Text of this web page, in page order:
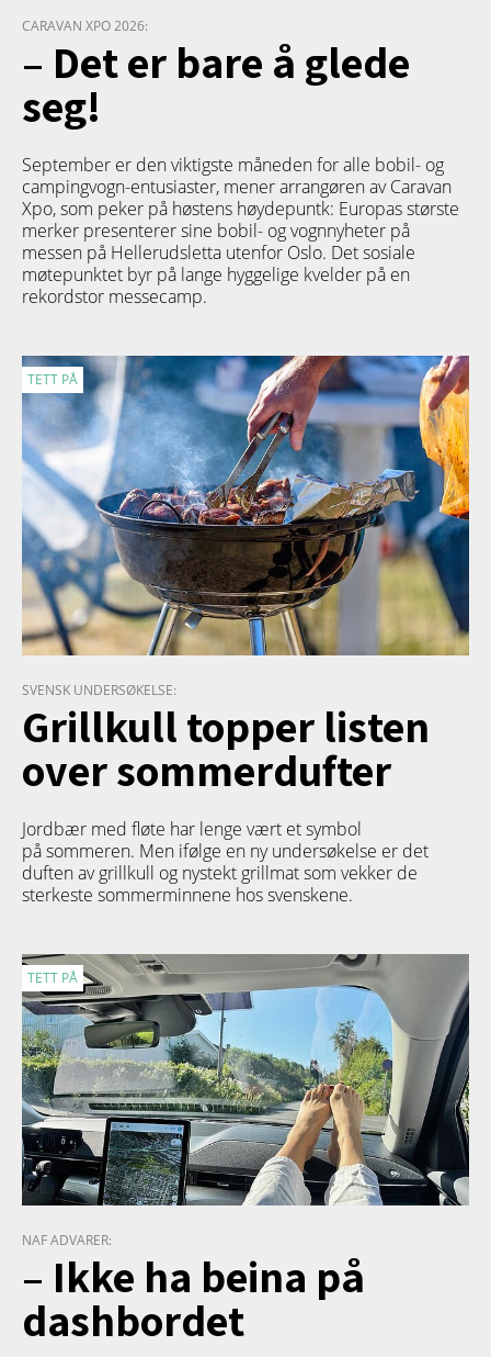
CARAVAN XPO 2026:
– Det er bare å glede
seg!
September er den viktigste måneden for alle bobil- og
campingvogn-entusiaster, mener arrangøren av Caravan
Xpo, som peker på høstens høydepuntk: Europas største
merker presenterer sine bobil- og vognnyheter på
messen på Hellerudsletta utenfor Oslo. Det sosiale
møtepunktet byr på lange hyggelige kvelder på en
rekordstor messecamp.
TETT PÅ
SVENSK UNDERSØKELSE:
Grillkull topper listen
over sommerdufter
Jordbær med fløte har lenge vært et symbol
på sommeren. Men ifølge en ny undersøkelse er det
duften av grillkull og nystekt grillmat som vekker de
sterkeste sommerminnene hos svenskene.
TETT PÅ
NAF ADVARER:
– Ikke ha beina på
dashbordet